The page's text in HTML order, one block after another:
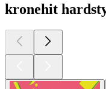
kronehit